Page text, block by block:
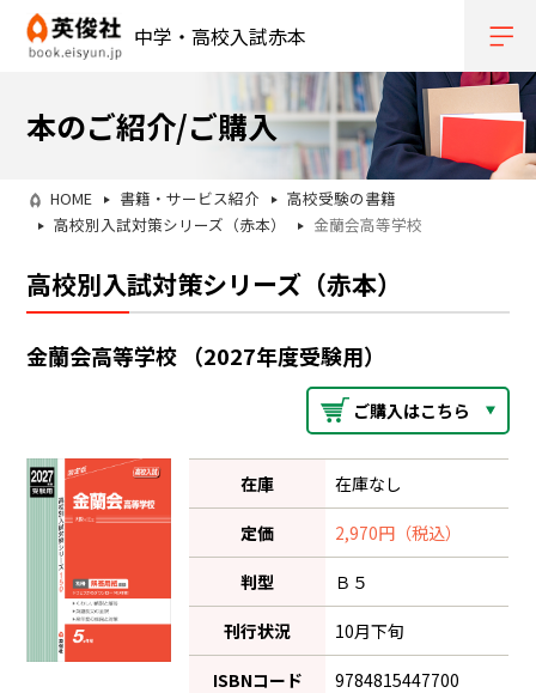
中学・高校入試赤本
本のご紹介/ご購入
HOME 書籍・サービス紹介
高校受験の書籍
高校別入試対策シリーズ（赤本）
金蘭会高等学校
高校別入試対策シリーズ（赤本）
金蘭会高等学校 （2027年度受験用）
ご購入はこちら
在庫 在庫なし
定価 2,970円（税込）
判型 Ｂ５
刊行状況 10月下旬
ISBNコード 9784815447700